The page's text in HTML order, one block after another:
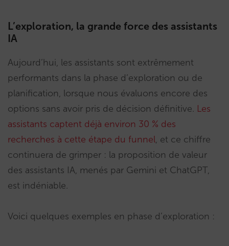
L’exploration, la grande force des assistants
IA
Aujourd’hui, les assistants sont extrêmement
performants dans la phase d’exploration ou de
planification, lorsque nous évaluons encore des
options sans avoir pris de décision définitive. Les
assistants captent déjà environ 30 % des
recherches à cette étape du funnel, et ce chiffre
continuera de grimper : la proposition de valeur
des assistants IA, menés par Gemini et ChatGPT,
est indéniable.
Voici quelques exemples en phase d’exploration :